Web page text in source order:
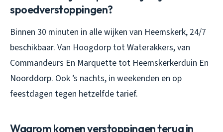
spoedverstoppingen?
Binnen 30 minuten in alle wijken van Heemskerk, 24/7
beschikbaar. Van Hoogdorp tot Waterakkers, van
Commandeurs En Marquette tot Heemskerkerduin En
Noorddorp. Ook ’s nachts, in weekenden en op
feestdagen tegen hetzelfde tarief.
Waarom komen verstoppingen terug in